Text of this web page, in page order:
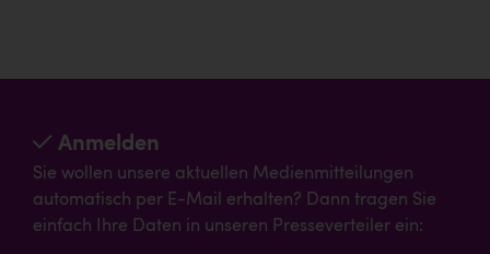
Anmelden
Sie wollen unsere aktuellen Medienmitteilungen
automatisch per E-Mail erhalten? Dann tragen Sie
einfach Ihre Daten in unseren Presseverteiler ein: